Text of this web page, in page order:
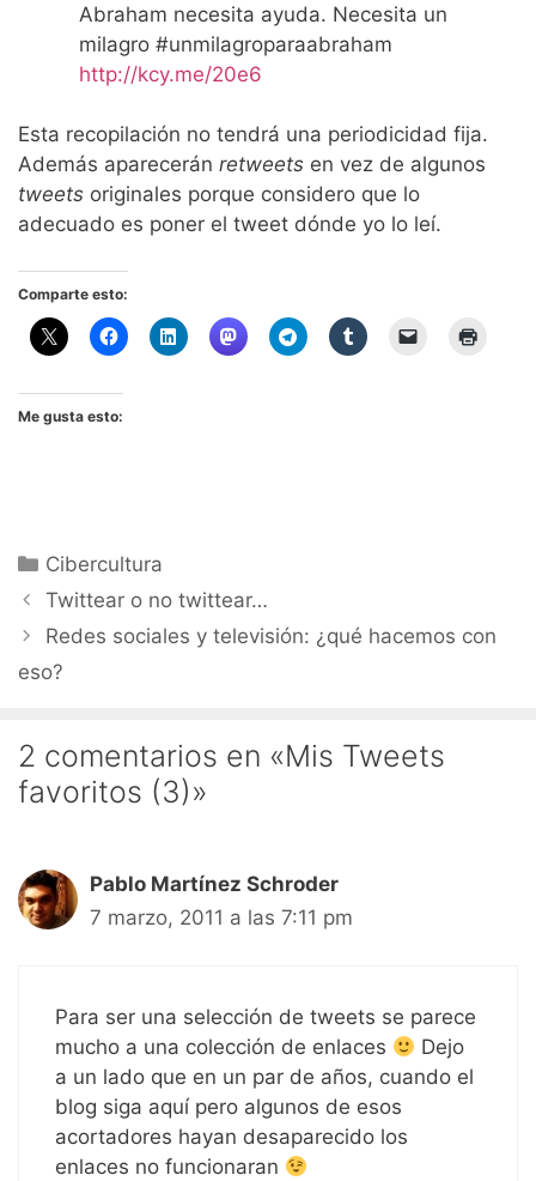
Abraham necesita ayuda. Necesita un
milagro #unmilagroparaabraham
http://kcy.me/20e6
Esta recopilación no tendrá una periodicidad fija.
Además aparecerán retweets en vez de algunos
tweets originales porque considero que lo
adecuado es poner el tweet dónde yo lo leí.
Comparte esto:
Me gusta esto:
Categorías
Cibercultura
Twittear o no twittear…
Redes sociales y televisión: ¿qué hacemos con
eso?
2 comentarios en «Mis Tweets
favoritos (3)»
Pablo Martínez Schroder
7 marzo, 2011 a las 7:11 pm
Para ser una selección de tweets se parece
mucho a una colección de enlaces
Dejo
a un lado que en un par de años, cuando el
blog siga aquí pero algunos de esos
acortadores hayan desaparecido los
enlaces no funcionaran